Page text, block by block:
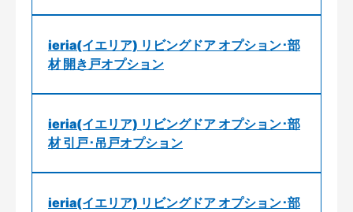
ieria(イエリア) リビングドア オプション･部
材 開き戸オプション
ieria(イエリア) リビングドア オプション･部
材 引戸･吊戸オプション
ieria(イエリア) リビングドア オプション･部